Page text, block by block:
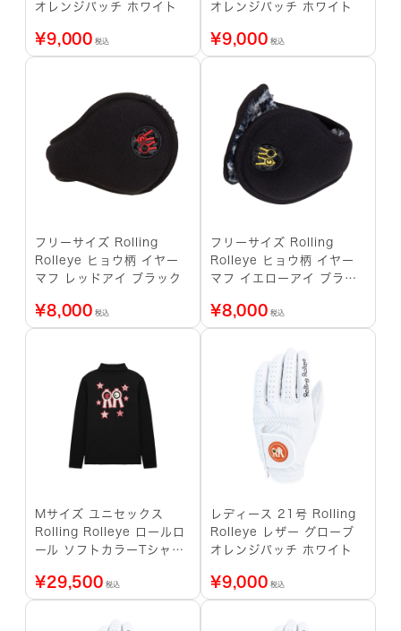
オレンジパッチ ホワイト
¥9,000 税込
オレンジパッチ ホワイト
¥9,000 税込
フリーサイズ Rolling
Rolleye ヒョウ柄 イヤー
マフ レッドアイ ブラック
¥8,000 税込
フリーサイズ Rolling
Rolleye ヒョウ柄 イヤー
マフ イエローアイ ブラッ
¥8,000 税込
Mサイズ ユニセックス
Rolling Rolleye ロールロ
ール ソフトカラーTシャツ
¥29,500 税込
レディース 21号 Rolling
Rolleye レザー グローブ
オレンジパッチ ホワイト
¥9,000 税込